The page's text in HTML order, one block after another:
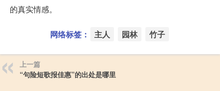
的真实情感。
网络标签： 主人 园林 竹子
上一篇
“句险短歌报佳惠”的出处是哪里